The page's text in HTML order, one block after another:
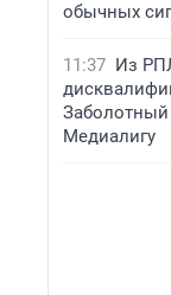
обычных
11:37 Из
Медиалигу